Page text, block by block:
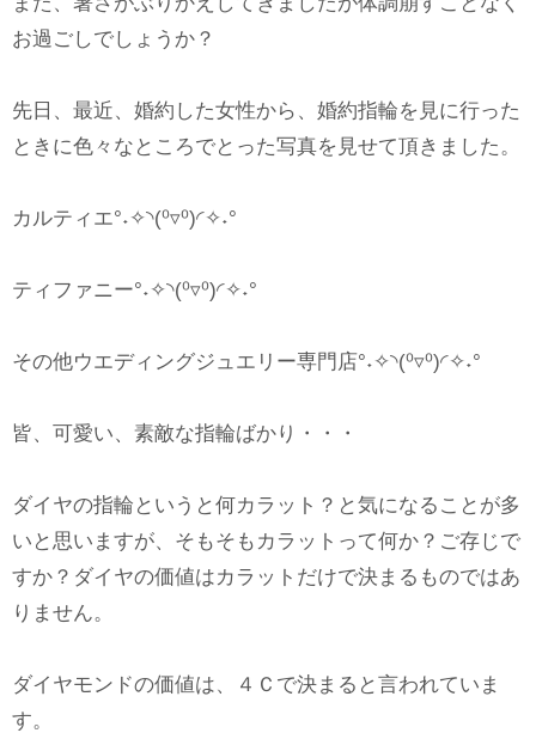
お過ごしでしょうか？
先日、最近、婚約した女性から、婚約指輪を見に行った
ときに色々なところでとった写真を見せて頂きました。
カルティエ°˖✧◝(⁰▿⁰)◜✧˖°
ティファニー°˖✧◝(⁰▿⁰)◜✧˖°
その他ウエディングジュエリー専門店°˖✧◝(⁰▿⁰)◜✧˖°
皆、可愛い、素敵な指輪ばかり・・・
ダイヤの指輪というと何カラット？と気になることが多
いと思いますが、そもそもカラットって何か？ご存じで
すか？ダイヤの価値はカラットだけで決まるものではあ
りません。
ダイヤモンドの価値は、４Ｃで決まると言われていま
す。